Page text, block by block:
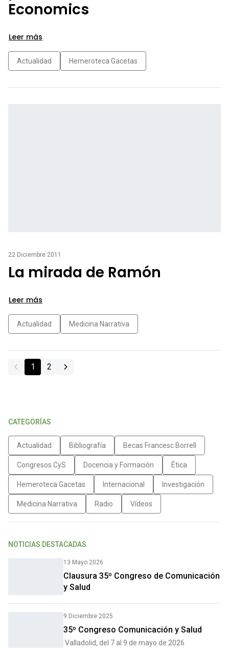
Economics
Leer más
Actualidad Hemeroteca Gacetas
22 Diciembre 2011
La mirada de Ramón
Leer más
Actualidad Medicina Narrativa
1 2
CATEGORÍAS
Actualidad Bibliografía Becas Francesc Borrell
Congresos CyS Docencia y Formación Ética
Hemeroteca Gacetas Internacional Investigación
Medicina Narrativa Radio Vídeos
NOTICIAS DESTACADAS
13 Mayo 2026
Clausura 35º Congreso de Comunicación
y Salud
9 Diciembre 2025
35º Congreso Comunicación y Salud
Valladolid, del 7 al 9 de mayo de 2026